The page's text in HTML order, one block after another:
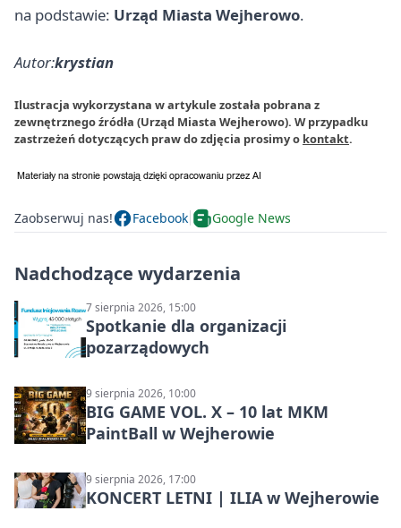
na podstawie: Urząd Miasta Wejherowo.
Autor:krystian
Ilustracja wykorzystana w artykule została pobrana z
zewnętrznego źródła (Urząd Miasta Wejherowo). W przypadku
zastrzeżeń dotyczących praw do zdjęcia prosimy o kontakt.
Zaobserwuj nas! Facebook Google News
Nadchodzące wydarzenia
7 sierpnia 2026, 15:00
Spotkanie dla organizacji
pozarządowych
9 sierpnia 2026, 10:00
BIG GAME VOL. X – 10 lat MKM
PaintBall w Wejherowie
9 sierpnia 2026, 17:00
KONCERT LETNI | ILIA w Wejherowie